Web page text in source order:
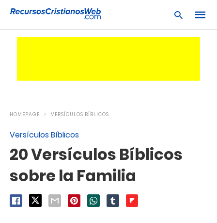
tu
HOMEPAGE VERSÍCULOS BÍBLICOS
Versículos Bíblicos
20 Versículos Bíblicos
sobre la Familia